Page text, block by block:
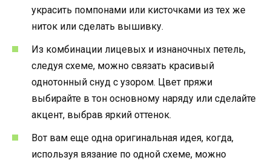
украсить помпонами или кисточками из тех же
ниток или сделать вышивку.
Из комбинации лицевых и изнаночных петель,
следуя схеме, можно связать красивый
однотонный снуд с узором. Цвет пряжи
выбирайте в тон основному наряду или сделайте
акцент, выбрав яркий оттенок.
Вот вам еще одна оригинальная идея, когда,
используя вязание по одной схеме, можно